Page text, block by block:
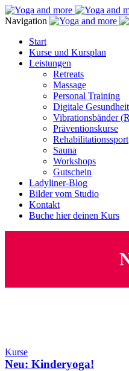
Navigation
Start
Kurse und Kursplan
Leistungen
Retreats
Massage
Personal Training
Digitale
Vibrationsbänder
Präventionskurse
Rehabilitationssport
Sauna
Workshops
Gutschein
Ladyliner-Blog
Bilder vom Studio
Kontakt
Buche hier deinen Kurs
Kurse
Neu: Kinderyoga!